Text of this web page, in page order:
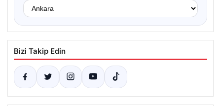
Bizi Takip Edin